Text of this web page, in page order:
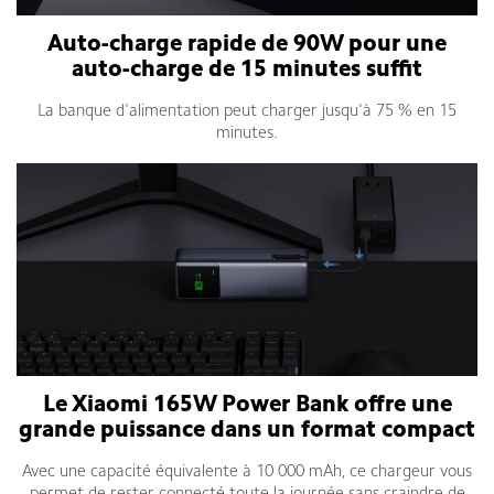
Auto-charge rapide de 90W pour une
auto-charge de 15 minutes suffit
La banque d'alimentation peut charger jusqu'à 75 % en 15
minutes.
Le Xiaomi 165W Power Bank offre une
grande puissance dans un format compact
Avec une capacité équivalente à 10 000 mAh, ce chargeur vous